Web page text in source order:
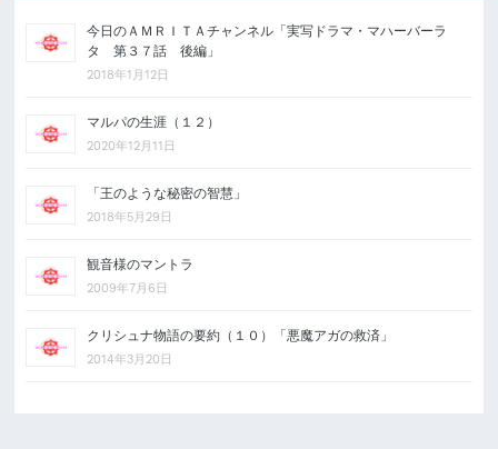
今日のＡＭＲＩＴＡチャンネル「実写ドラマ・マハーバーラ
タ 第３７話 後編」
2018年1月12日
マルパの生涯（１２）
2020年12月11日
「王のような秘密の智慧」
2018年5月29日
観音様のマントラ
2009年7月6日
クリシュナ物語の要約（１０）「悪魔アガの救済」
2014年3月20日